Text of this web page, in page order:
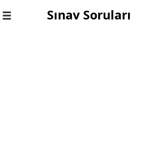
Toggle
Sınav Soruları